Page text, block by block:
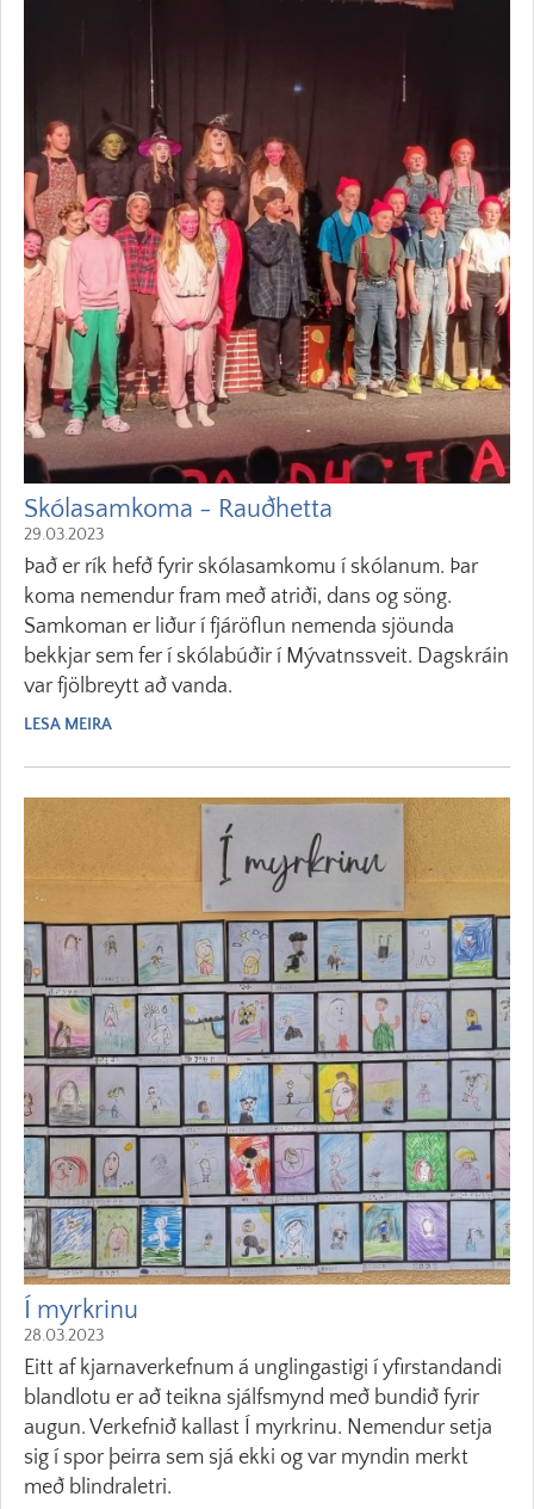
Skólasamkoma - Rauðhetta
29.03.2023
Það er rík hefð fyrir skólasamkomu í skólanum. Þar
koma nemendur fram með atriði, dans og söng.
Samkoman er liður í fjáröflun nemenda sjöunda
bekkjar sem fer í skólabúðir í Mývatnssveit. Dagskráin
var fjölbreytt að vanda.
LESA MEIRA
Í myrkrinu
28.03.2023
Eitt af kjarnaverkefnum á unglingastigi í yfirstandandi
blandlotu er að teikna sjálfsmynd með bundið fyrir
augun. Verkefnið kallast Í myrkrinu. Nemendur setja
sig í spor þeirra sem sjá ekki og var myndin merkt
með blindraletri.